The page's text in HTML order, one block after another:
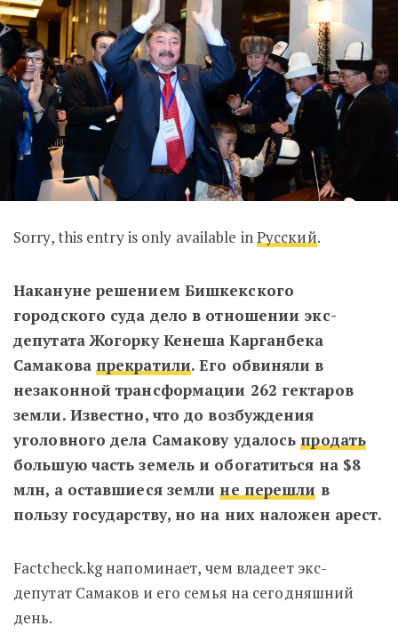
Sorry, this entry is only available inРусский.
Накануне решением Бишкекского
городского суда дело в отношении экс-
депутата Жогорку Кенеша Карганбека
Самакова прекратили. Его обвиняли в
незаконной трансформации 262 гектаров
земли. Известно, что до возбуждения
уголовного дела Самакову удалось продать
большую часть земель и обогатиться на $8
млн, а оставшиеся земли не перешли в
пользу государству, но на них наложен арест.
Factcheck.kg напоминает, чем владеет экс-
депутат Самаков и его семья на сегодняшний
день.